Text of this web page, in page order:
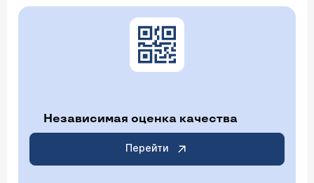
Независимая оценка качества
Перейти